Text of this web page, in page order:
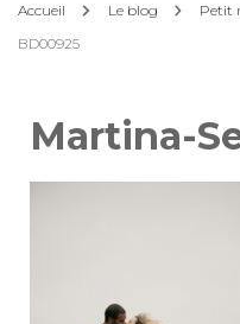
Accueil Le blog Petit
BD00925
Martina-